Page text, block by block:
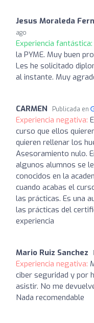
Jesus Moraleda
ago
Experiencia fantástica:
la PYME. Muy buen
Les he solicitado
al instante. Muy
CARMEN Publicada en
Experiencia negativa:
curso que ellos
quieren rellenar los
Asesoramiento nulo.
algunos alumnos se
conocidos en la
cuando acabas el
las prácticas. Es una
las prácticas del
experiencia
Mario Ruiz Sanchez
Experiencia negativa:
ciber seguridad y por
asistir. No me
Nada recomendable